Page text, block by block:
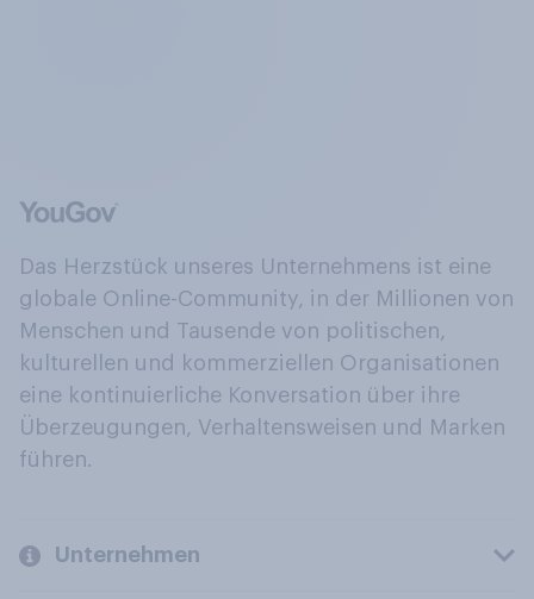
Das Herzstück unseres Unternehmens ist eine
globale Online-Community, in der Millionen von
Menschen und Tausende von politischen,
kulturellen und kommerziellen Organisationen
eine kontinuierliche Konversation über ihre
Überzeugungen, Verhaltensweisen und Marken
führen.
Unternehmen